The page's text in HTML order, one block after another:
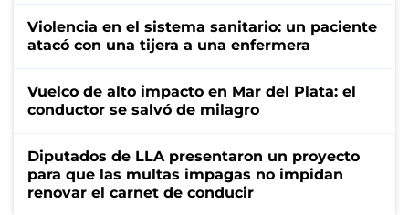
Violencia en el sistema sanitario: un paciente
atacó con una tijera a una enfermera
Vuelco de alto impacto en Mar del Plata: el
conductor se salvó de milagro
Diputados de LLA presentaron un proyecto
para que las multas impagas no impidan
renovar el carnet de conducir